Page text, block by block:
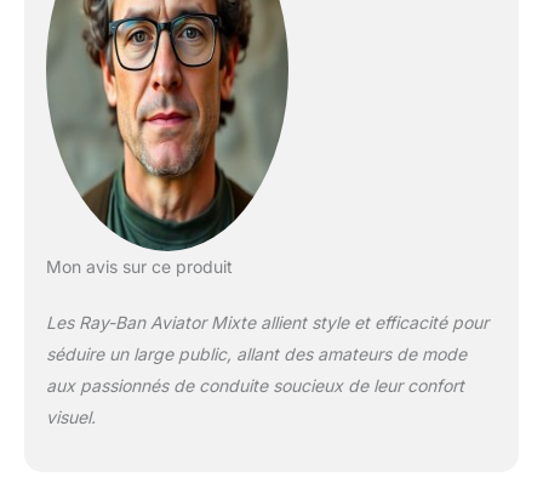
Mon avis sur ce produit
Les Ray-Ban Aviator Mixte allient style et efficacité pour
séduire un large public, allant des amateurs de mode
aux passionnés de conduite soucieux de leur confort
visuel.